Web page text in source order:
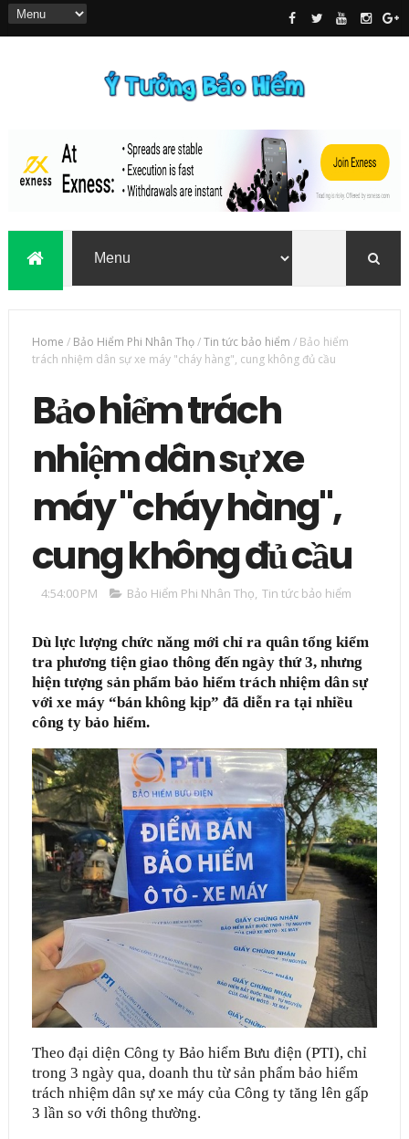
Home / Bảo Hiểm Phi Nhân Thọ/Tin tức bảo hiểm / Bảo hiểm
trách nhiệm dân sự xe máy "cháy hàng", cung không đủ cầu
Bảo hiểm trách
nhiệm dân sự xe
máy "cháy hàng",
cung không đủ cầu
4:54:00 PM Bảo Hiểm Phi Nhân Thọ, Tin tức bảo hiểm
Dù lực lượng chức năng mới chỉ ra quân tổng kiểm
tra phương tiện giao thông đến ngày thứ 3, nhưng
hiện tượng sản phẩm bảo hiểm trách nhiệm dân sự
với xe máy “bán không kịp” đã diễn ra tại nhiều
công ty bảo hiểm.
Theo đại diện Công ty Bảo hiểm Bưu điện (PTI), chỉ
trong 3 ngày qua, doanh thu từ sản phẩm bảo hiểm
trách nhiệm dân sự xe máy của Công ty tăng lên gấp
3 lần so với thông thường.